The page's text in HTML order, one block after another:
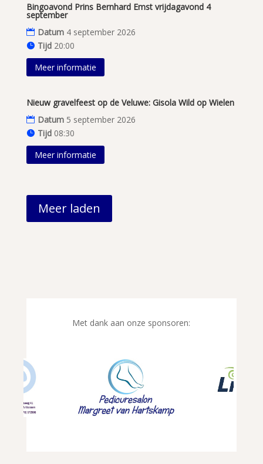
Bingoavond Prins Bernhard Emst vrijdagavond 4
september
Datum 4 september 2026
Tijd 20:00
Meer informatie
Nieuw gravelfeest op de Veluwe: Gisola Wild op Wielen
Datum 5 september 2026
Tijd 08:30
Meer informatie
Meer laden
Met dank aan onze sponsoren: